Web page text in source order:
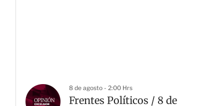
8 de agosto - 2:00 Hrs
Frentes Políticos / 8 de